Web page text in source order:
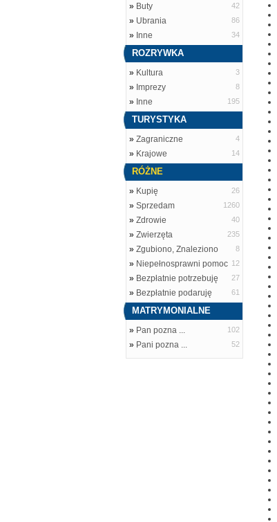
» Buty 42
» Ubrania 86
» Inne 34
ROZRYWKA
» Kultura 3
» Imprezy 8
» Inne 195
TURYSTYKA
» Zagraniczne 4
» Krajowe 14
RÓŻNE
» Kupię 26
» Sprzedam 1260
» Zdrowie 40
» Zwierzęta 235
» Zgubiono, Znaleziono 8
» Niepełnosprawni pomoc 12
» Bezpłatnie potrzebuję 27
» Bezpłatnie podaruję 61
MATRYMONIALNE
» Pan pozna ... 102
» Pani pozna ... 52